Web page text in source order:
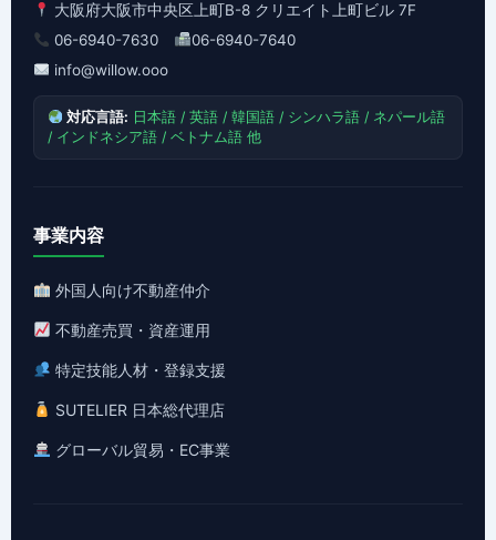
大阪府大阪市中央区上町B-8 クリエイト上町ビル 7F
06-6940-7630
06-6940-7640
info@willow.ooo
対応言語: 日本語 / 英語 / 韓国語 / シンハラ語 / ネパール語
/ インドネシア語 / ベトナム語 他
事業内容
外国人向け不動産仲介
不動産売買・資産運用
特定技能人材・登録支援
SUTELIER 日本総代理店
グローバル貿易・EC事業